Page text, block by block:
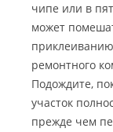
чипе или в
может
ремонтного
Подождите,
участок
прежде чем